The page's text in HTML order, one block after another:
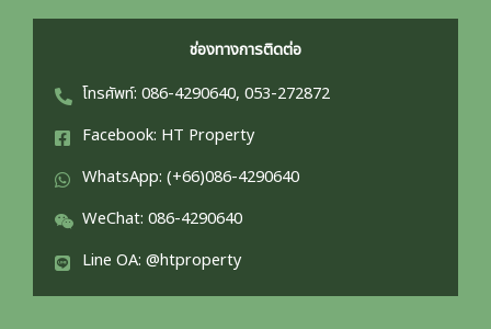
ช่องทางการติดต่อ
โทรศัพท์: 086-4290640, 053-272872
Facebook: HT Property
WhatsApp: (+66)086-4290640
WeChat: 086-4290640
Line OA: @htproperty